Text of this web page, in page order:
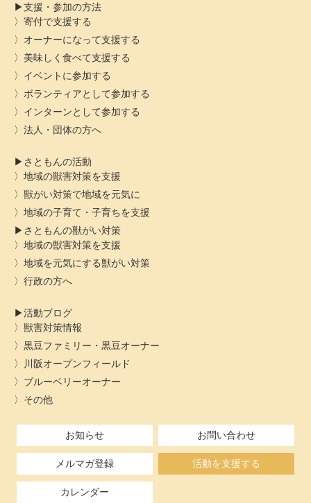
支援・参加の方法
寄付で支援する
オーナーになって支援する
美味しく食べて支援する
イベントに参加する
ボランティアとして参加する
インターンとして参加する
法人・団体の方へ
さともんの活動
地域の獣害対策を支援
獣がい対策で地域を元気に
地域の子育て・子育ちを支援
さともんの獣がい対策
地域の獣害対策を支援
地域を元気にする獣がい対策
行政の方へ
活動ブログ
獣害対策情報
黒豆ファミリー・黒豆オーナー
川阪オープンフィールド
ブルーベリーオーナー
その他
お知らせ お問い合わせ
メルマガ登録 活動を支援する
カレンダー